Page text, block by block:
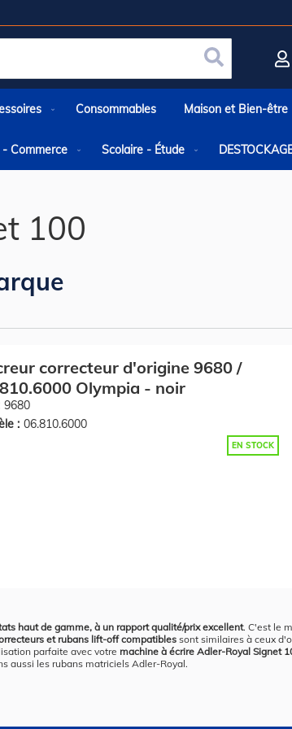
Rechercher
Consommables Maison et Bien-être
Commerce Scolaire - Étude
100
correcteur d'origine 9680 /
Olympia - noir
9680
: 06.810.6000
EN STOCK
haut de gamme, à un rapport qualité/prix excellent. C'est le
et rubans lift-off compatiblessont similaires à ceux
parfaite avec votre machine à écrire Adler-Royal Signet
aussi les rubans matriciels Adler-Royal.